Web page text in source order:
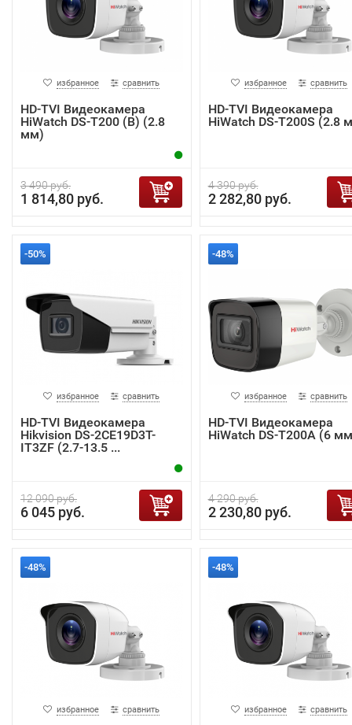
избранное сравнить
HD-TVI Видеокамера
HiWatch DS-T200 (B) (2.8
мм)
3 490 руб.
1 814,80 руб.
избранное сравнить
HD-TVI Видеокамера
HiWatch DS-T200S (2.8
4 390 руб.
2 282,80 руб.
-50%
избранное сравнить
HD-TVI Видеокамера
Hikvision DS-2CE19D3T-
IT3ZF (2.7-13.5 ...
12 090 руб.
6 045 руб.
-48%
избранное сравнить
HD-TVI Видеокамера
HiWatch DS-T200A (6
4 290 руб.
2 230,80 руб.
-48%
избранное сравнить
-48%
избранное сравнить